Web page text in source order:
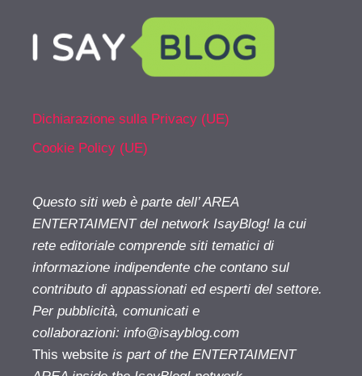
Dichiarazione sulla Privacy (UE)
Cookie Policy (UE)
Questo siti web è parte dell’ AREA
ENTERTAIMENT del network IsayBlog! la cui
rete editoriale comprende siti tematici di
informazione indipendente che contano sul
contributo di appassionati ed esperti del settore.
Per pubblicità, comunicati e
collaborazioni: info@isayblog.com
This website is part of the ENTERTAIMENT